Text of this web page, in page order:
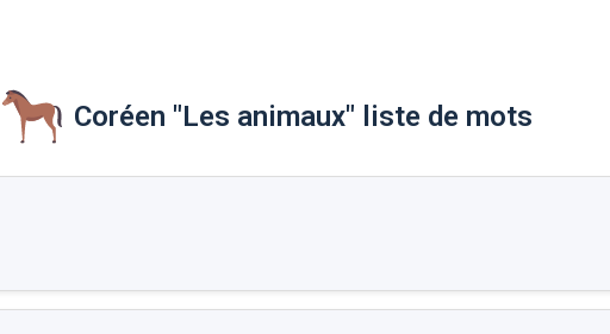
Coréen "Les animaux" liste de mots